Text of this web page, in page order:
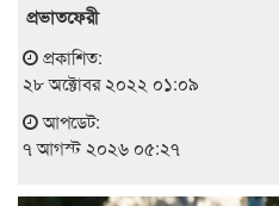
প্রভাতফেরী
প্রকাশিত:
২৮ অক্টোবর ২০২২ ০১:০৯
আপডেট:
৭ আগস্ট ২০২৬ ০৫:২৭